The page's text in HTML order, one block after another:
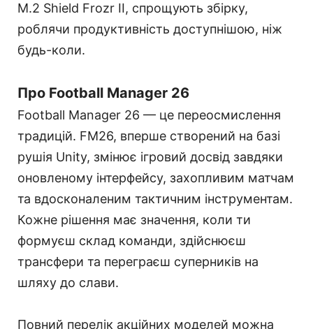
M.2 Shield Frozr II, спрощують збірку,
роблячи продуктивність доступнішою, ніж
будь-коли.
Про Football Manager 26
Football Manager 26 — це переосмислення
традицій. FM26, вперше створений на базі
рушія Unity, змінює ігровий досвід завдяки
оновленому інтерфейсу, захопливим матчам
та вдосконаленим тактичним інструментам.
Кожне рішення має значення, коли ти
формуєш склад команди, здійснюєш
трансфери та переграєш суперників на
шляху до слави.
Повний перелік акційних моделей можна